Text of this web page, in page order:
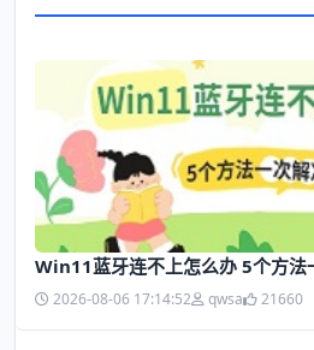
Win11蓝牙连不上怎么办 5个方法
2026-08-06 17:14:52 qwsa 21660